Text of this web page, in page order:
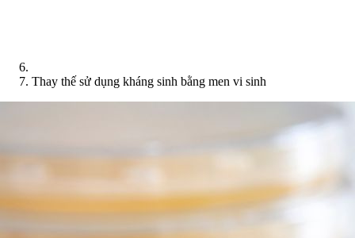
Thay thế sử dụng kháng sinh bằng men vi sinh